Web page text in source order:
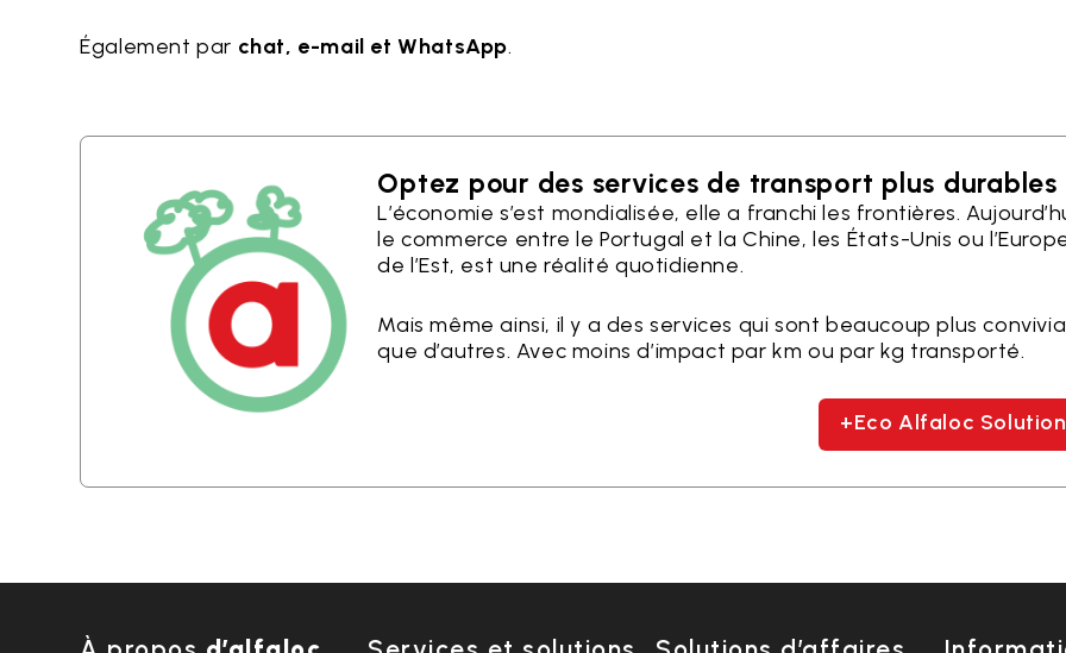
Également par chat, e-mail et WhatsApp.
Optez pour des services de transport plus durables
L’économie s’est mondialisée, elle a franchi les frontières.
le commerce entre le Portugal et la Chine, les États-Unis ou
de l’Est, est une réalité quotidienne.
Mais même ainsi, il y a des services qui sont beaucoup plus
que d’autres. Avec moins d’impact par km ou par kg transporté.
+Eco Alfaloc